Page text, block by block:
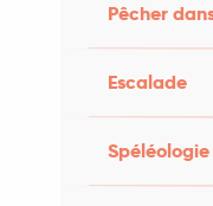
Pêcher
Escalade
Spéléologie